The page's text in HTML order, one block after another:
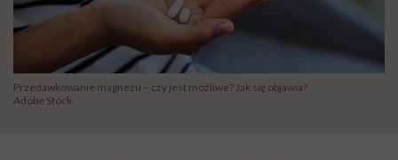
Przedawkowanie magnezu – czy jest możliwe? Jak się objawia?
Adobe Stock